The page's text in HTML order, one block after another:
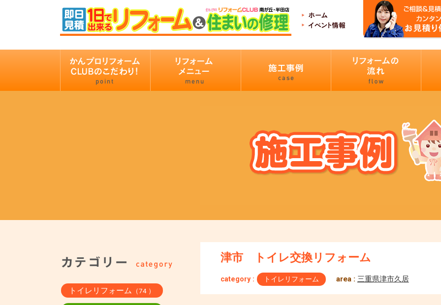
津市 トイレ交換リフォーム
category : トイレリフォーム area : 三重県津市久居
トイレリフォーム （74 ）